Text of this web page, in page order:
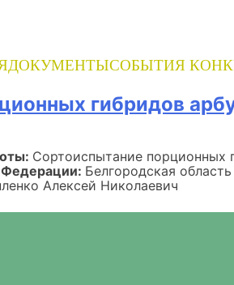
ДОКУМЕНТЫСОБЫТИЯ
гибридов
Сортоиспытание порционных
Федерации: Белгородская область
Алексей Николаевич